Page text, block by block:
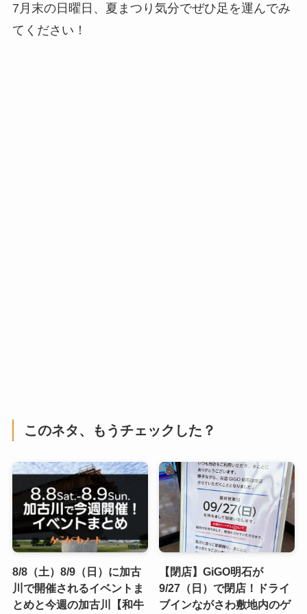
7月末の日曜日、夏まつり気分でぜひ足を運んでみ
てください！
このネタ、もうチェックした？
8/8（土）8/9（日）に加古
川で開催されるイベントま
とめと今週の加古川【和牛
【閉店】GiGO明石が
9/27（日）で閉店！ドライ
ブインながさわ敷地内のゲ